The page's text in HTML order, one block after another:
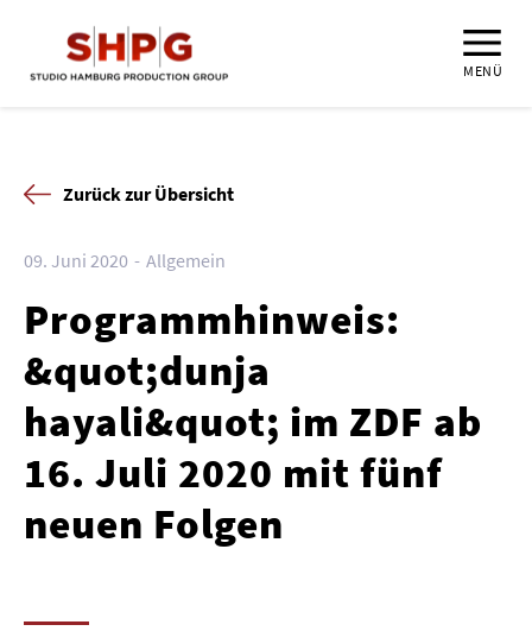
MENÜ
Zurück zur Übersicht
09. Juni 2020 Allgemein
Programmhinweis:
&quot;dunja
hayali&quot; im ZDF ab
16. Juli 2020 mit fünf
neuen Folgen